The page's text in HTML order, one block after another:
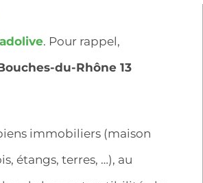
. Pour rappel,
du-Rhône 13
immobiliers (maison
étangs, terres, …), au